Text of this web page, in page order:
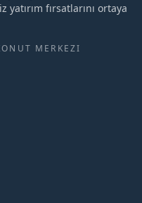
fırsatlarını ortaya
MERKEZI